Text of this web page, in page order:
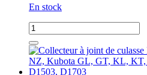
En stock
quantité
de
Collecteur
à
joint